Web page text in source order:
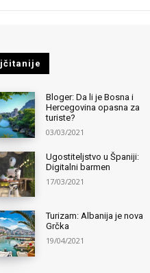
Bloger: Da li je Bosna i
Hercegovina opasna za
turiste?
03/03/2021
Ugostiteljstvo u Španiji:
Digitalni barmen
17/03/2021
Turizam: Albanija je nova
Grčka
19/04/2021